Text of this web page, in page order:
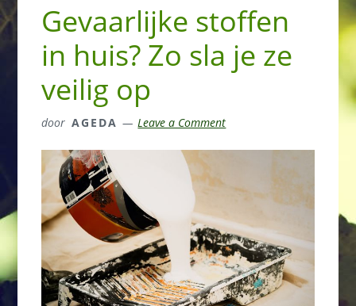
Gevaarlijke stoffen
in huis? Zo sla je ze
veilig op
door AGEDA Leave a Comment